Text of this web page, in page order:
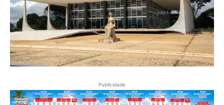
Publicidade